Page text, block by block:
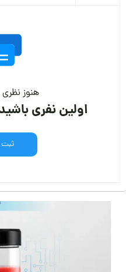
هنوز
اولین نفری